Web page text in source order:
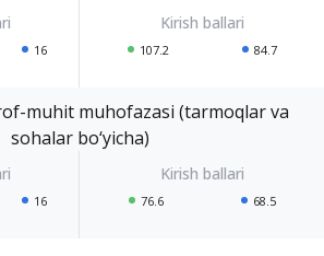
16 107.2 84.7
muhit muhofazasi (tarmoqlar va
sohalar bo‘yicha)
16 76.6 68.5